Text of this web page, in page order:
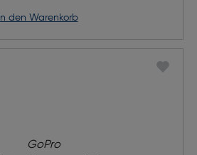
in den Warenkorb